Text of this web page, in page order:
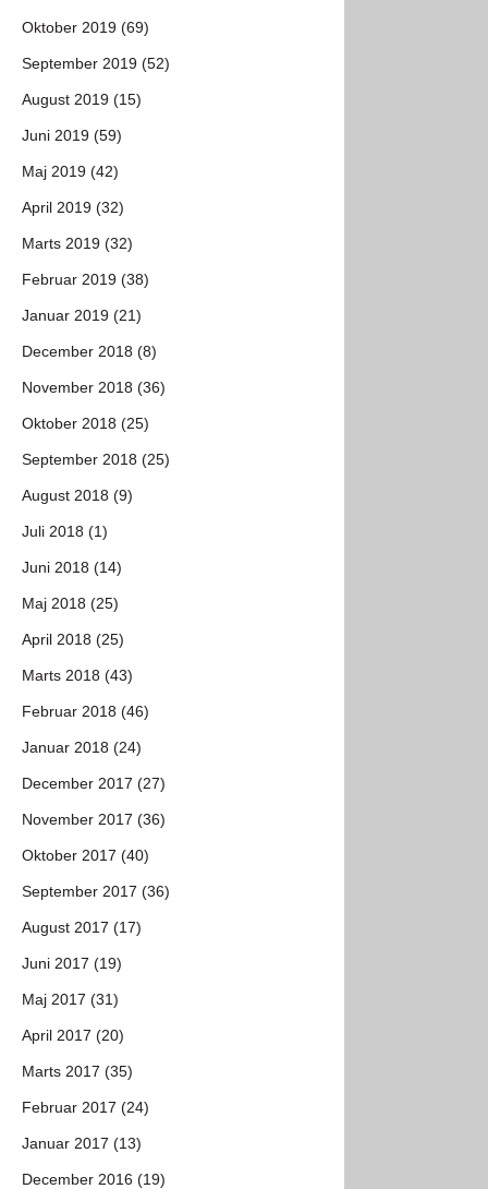
Oktober 2019 (69)
September 2019 (52)
August 2019 (15)
Juni 2019 (59)
Maj 2019 (42)
April 2019 (32)
Marts 2019 (32)
Februar 2019 (38)
Januar 2019 (21)
December 2018 (8)
November 2018 (36)
Oktober 2018 (25)
September 2018 (25)
August 2018 (9)
Juli 2018 (1)
Juni 2018 (14)
Maj 2018 (25)
April 2018 (25)
Marts 2018 (43)
Februar 2018 (46)
Januar 2018 (24)
December 2017 (27)
November 2017 (36)
Oktober 2017 (40)
September 2017 (36)
August 2017 (17)
Juni 2017 (19)
Maj 2017 (31)
April 2017 (20)
Marts 2017 (35)
Februar 2017 (24)
Januar 2017 (13)
December 2016 (19)